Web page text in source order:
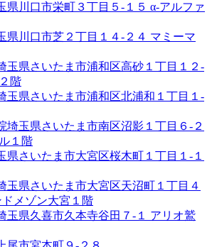
県川口市栄町３丁目５-１５ α-アルファ
県川口市芝２丁目１４-２４ マミーマ
玉県さいたま市浦和区高砂１丁目１２-
階
玉県さいたま市浦和区北浦和１丁目１-
埼玉県さいたま市南区沼影１丁目６-２
１階
県さいたま市大宮区桜木町１丁目１-１
玉県さいたま市大宮区天沼町１丁目４
ドメゾン大宮１階
玉県久喜市久本寺谷田７-１ アリオ鷲